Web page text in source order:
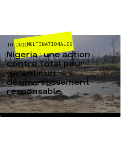
MULTINATIONALES
10 JUIL
Nigeria : une action
contre Total pour
garantir un
désinvestissement
responsable